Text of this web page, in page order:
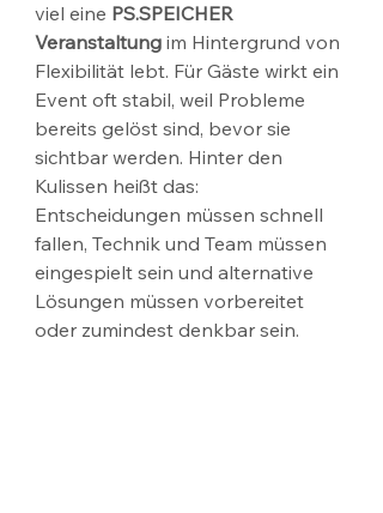
viel eine PS.SPEICHER
Veranstaltung im Hintergrund von
Flexibilität lebt. Für Gäste wirkt ein
Event oft stabil, weil Probleme
bereits gelöst sind, bevor sie
sichtbar werden. Hinter den
Kulissen heißt das:
Entscheidungen müssen schnell
fallen, Technik und Team müssen
eingespielt sein und alternative
Lösungen müssen vorbereitet
oder zumindest denkbar sein.